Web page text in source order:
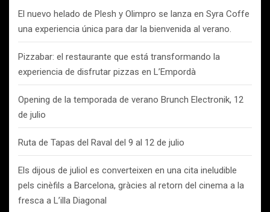
El nuevo helado de Plesh y Olimpro se lanza en Syra Coffe
una experiencia única para dar la bienvenida al verano.
Pizzabar: el restaurante que está transformando la
experiencia de disfrutar pizzas en L’Empordà
Opening de la temporada de verano Brunch Electronik, 12
de julio
Ruta de Tapas del Raval del 9 al 12 de julio
Els dijous de juliol es converteixen en una cita ineludible
pels cinèfils a Barcelona, gràcies al retorn del cinema a la
fresca a L’illa Diagonal